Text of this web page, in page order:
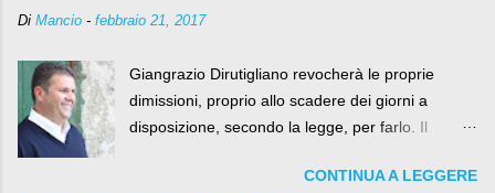
Di Mancio - febbraio 21, 2017
Giangrazio Dirutigliano revocherà le proprie
dimissioni, proprio allo scadere dei giorni a
disposizione, secondo la legge, per farlo. Il
quelli che si auspicavano il contrario.CONTINUA A LEGGERE